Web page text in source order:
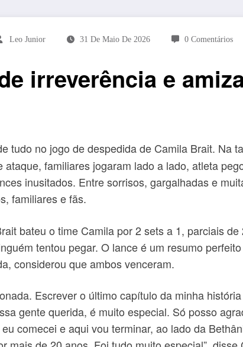
Leo Junior 31 De Maio De 2026 0 Comentários
irreverência e
tudo no jogo de despedida de Camila Brait. Na
ataque, familiares jogaram lado a lado, atleta
inusitados. Entre sorrisos, gargalhadas e
familiares e fãs.
bateu o time Camila por 2 sets a 1, parciais
tentou pegar. O lance é um resumo
considerou que ambos venceram.
Escrever o último capítulo da minha
gente querida, é muito especial. Só posso
comecei e aqui vou terminar, ao lado da